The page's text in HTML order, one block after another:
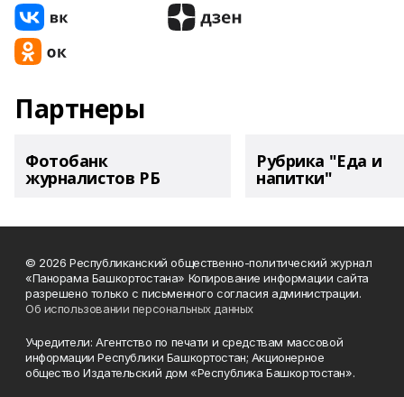
Партнеры
Фотобанк
журналистов РБ
Рубрика "Еда и
напитки"
© 2026 Республиканский общественно-политический журнал
«Панорама Башкортостана» Копирование информации сайта
разрешено только с письменного согласия администрации.
Об использовании персональных данных
Учредители: Агентство по печати и средствам массовой
информации Республики Башкортостан; Акционерное
общество Издательский дом «Республика Башкортостан».